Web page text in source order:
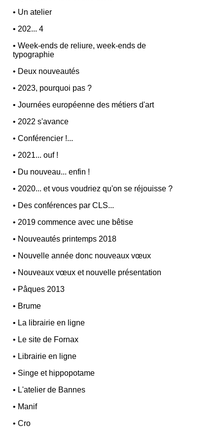
• Un atelier
• 202... 4
•Week-ends de reliure, week-ends de
typographie
• Deux nouveautés
• 2023, pourquoi pas ?
•Journées européenne des métiers d'art
• 2022 s'avance
•Conférencier !...
• 2021... ouf !
• Du nouveau... enfin !
• 2020... et vous voudriez qu'on se réjouisse ?
• Des conférences par CLS...
• 2019 commence avec une bêtise
• Nouveautés printemps 2018
• Nouvelle année donc nouveaux vœux
• Nouveaux vœux et nouvelle présentation
• Pâques 2013
• Brume
• La librairie en ligne
• Le site de Fornax
• Librairie en ligne
• Singe et hippopotame
• L'atelier de Bannes
• Manif
•Cro